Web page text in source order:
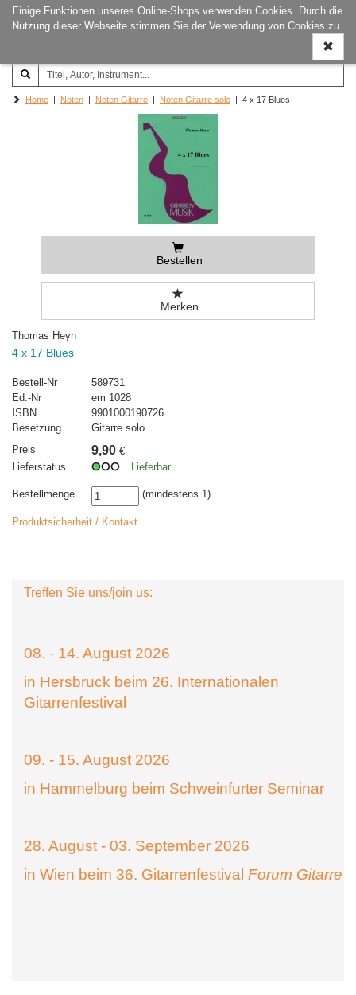
Einige Funktionen unseres Online-Shops verwenden Cookies. Durch die
Nutzung dieser Webseite stimmen Sie der Verwendung von Cookies zu.
ein-/
Joachim‐Trekel‐Musikverlag,
Hamburg
Home | Noten | Noten Gitarre | Noten Gitarre solo | 4 x 17 Blues
Bestellen
Merken
Thomas Heyn
4 x 17 Blues
Bestell-Nr
589731
Ed.-Nr
em 1028
ISBN
9901000190726
Besetzung
Gitarre solo
Preis
9,90 €
Lieferstatus
Lieferbar
Bestellmenge (mindestens 1)
Produktsicherheit / Kontakt
Treffen Sie uns/join us:
08. - 14. August 2026
in Hersbruck beim 26. Internationalen
Gitarrenfestival
09. - 15. August 2026
in Hammelburg beim Schweinfurter Seminar
28. August - 03. September 2026
in Wien beim 36. Gitarrenfestival Forum Gitarre